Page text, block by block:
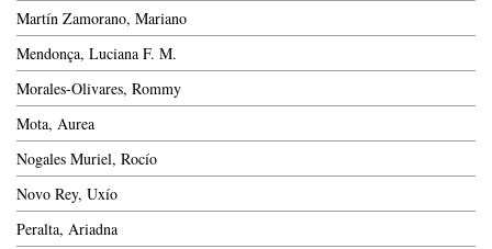
Martín Zamorano, Mariano
Mendonça, Luciana F. M.
Morales-Olivares, Rommy
Mota, Aurea
Nogales Muriel, Rocío
Novo Rey, Uxío
Peralta, Ariadna